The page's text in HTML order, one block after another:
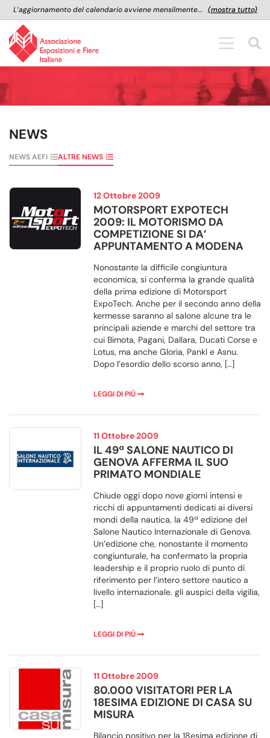
L’aggiornamento del calendario avviene mensilmente... (mostra tutto)
NEWS
NEWS AEFI ALTRE NEWS
12 Ottobre 2009
MOTORSPORT EXPOTECH
2009: IL MOTORISMO DA
COMPETIZIONE SI DA’
APPUNTAMENTO A MODENA
Nonostante la difficile congiuntura
economica, si conferma la grande qualità
della prima edizione di Motorsport
ExpoTech. Anche per il secondo anno della
kermesse saranno al salone alcune tra le
principali aziende e marchi del settore tra
cui Bimota, Pagani, Dallara, Ducati Corse e
Lotus, ma anche Gloria, Pankl e Asnu.
Dopo l’esordio dello scorso anno, […]
LEGGI DI PIÙ
11 Ottobre 2009
IL 49ª SALONE NAUTICO DI
GENOVA AFFERMA IL SUO
PRIMATO MONDIALE
Chiude oggi dopo nove giorni intensi e
ricchi di appuntamenti dedicati ai diversi
mondi della nautica, la 49ª edizione del
Salone Nautico Internazionale di Genova.
Un’edizione che, nonostante il momento
congiunturale, ha confermato la propria
leadership e il proprio ruolo di punto di
riferimento per l’intero settore nautico a
livello internazionale. gli auspici della vigilia,
[…]
LEGGI DI PIÙ
11 Ottobre 2009
80.000 VISITATORI PER LA
18ESIMA EDIZIONE DI CASA SU
MISURA